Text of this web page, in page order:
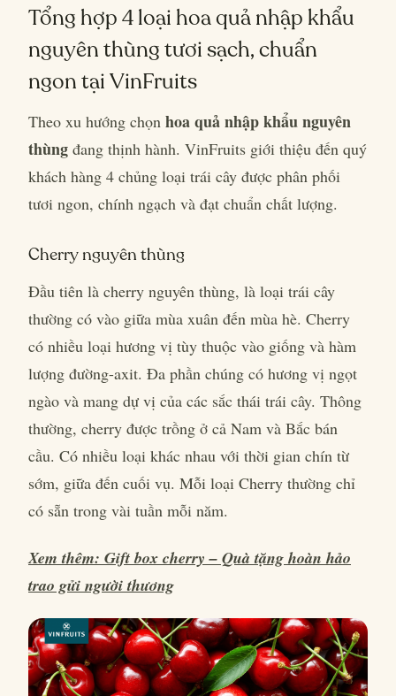
Tổng hợp 4 loại hoa quả nhập khẩu
nguyên thùng tươi sạch, chuẩn
ngon tại VinFruits
Theo xu hướng chọn hoa quả nhập khẩu nguyên
thùng đang thịnh hành. VinFruits giới thiệu đến quý
khách hàng 4 chủng loại trái cây được phân phối
tươi ngon, chính ngạch và đạt chuẩn chất lượng.
Cherry nguyên thùng
Đầu tiên là cherry nguyên thùng, là loại trái cây
thường có vào giữa mùa xuân đến mùa hè. Cherry
có nhiều loại hương vị tùy thuộc vào giống và hàm
lượng đường-axit. Đa phần chúng có hương vị ngọt
ngào và mang dự vị của các sắc thái trái cây. Thông
thường, cherry được trồng ở cả Nam và Bắc bán
cầu. Có nhiều loại khác nhau với thời gian chín từ
sớm, giữa đến cuối vụ. Mỗi loại Cherry thường chỉ
có sẵn trong vài tuần mỗi năm.
Xem thêm: Gift box cherry – Quà tặng hoàn hảo
trao gửi người thương